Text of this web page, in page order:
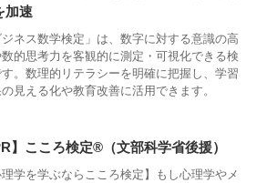
加速
ジネス数学検定」は、数字に対する意識の高
数的思考力を客観的に測定・可視化できる検
す。数理的リテラシーを明確に把握し、学習
見える化や教育改善に活用できます。
】こころ検定®（文部科学省後援）
理学を学ぶならこころ検定】もし心理学やメ